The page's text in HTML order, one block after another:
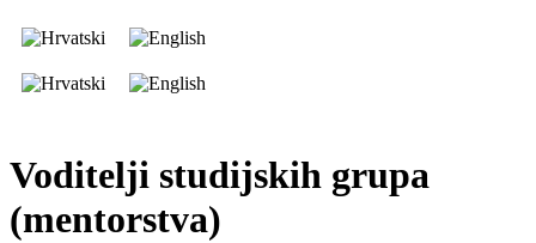
Voditelji studijskih grupa
(mentorstva)